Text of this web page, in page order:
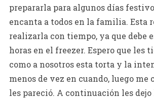
prepararla para algunos días
encanta a todos en la familia. Esta
realizarla con tiempo, ya que debe
horas en el freezer. Espero que les
como a nosotros esta torta y la
menos de vez en cuando, luego me
les pareció. A continuación les dejo